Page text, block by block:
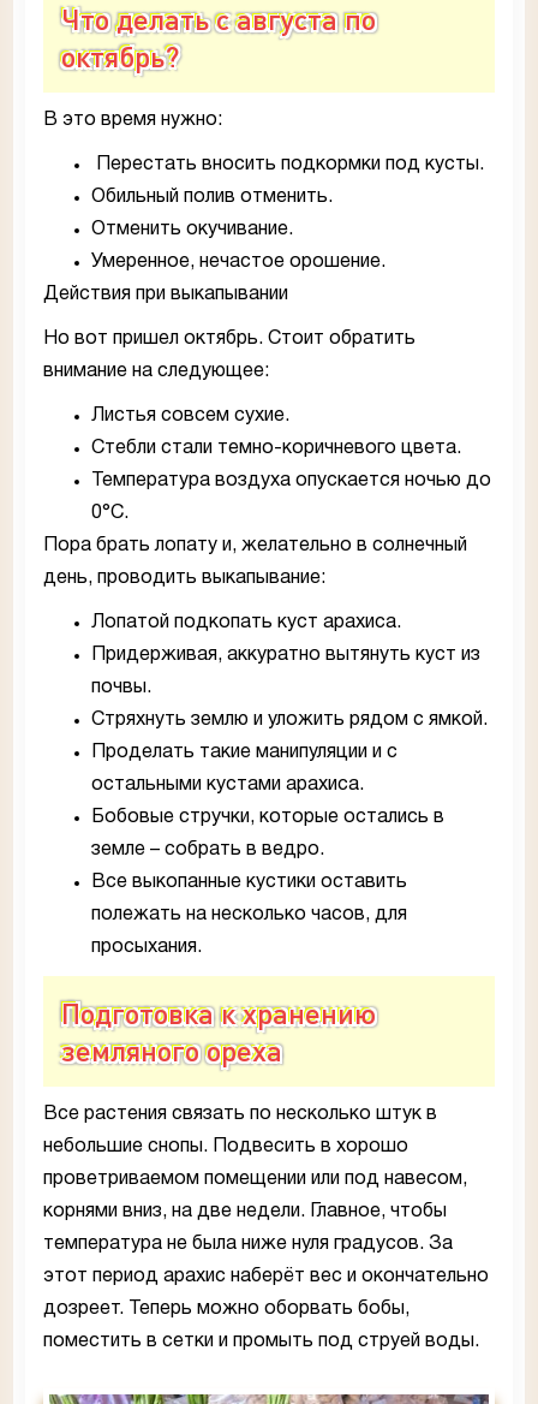
Что делать с августа по
октябрь?
В это время нужно:
Перестать вносить подкормки под кусты.
Обильный полив отменить.
Отменить окучивание.
Умеренное, нечастое орошение.
Действия при выкапывании
Но вот пришел октябрь. Стоит обратить
внимание на следующее:
Листья совсем сухие.
Стебли стали темно-коричневого цвета.
Температура воздуха опускается ночью до
0°С.
Пора брать лопату и, желательно в солнечный
день, проводить выкапывание:
Лопатой подкопать куст арахиса.
Придерживая, аккуратно вытянуть куст из
почвы.
Стряхнуть землю и уложить рядом с ямкой.
Проделать такие манипуляции и с
остальными кустами арахиса.
Бобовые стручки, которые остались в
земле – собрать в ведро.
Все выкопанные кустики оставить
полежать на несколько часов, для
просыхания.
Подготовка к хранению
земляного ореха
Все растения связать по несколько штук в
небольшие снопы. Подвесить в хорошо
проветриваемом помещении или под навесом,
корнями вниз, на две недели. Главное, чтобы
температура не была ниже нуля градусов. За
этот период арахис наберёт вес и окончательно
дозреет. Теперь можно оборвать бобы,
поместить в сетки и промыть под струей воды.